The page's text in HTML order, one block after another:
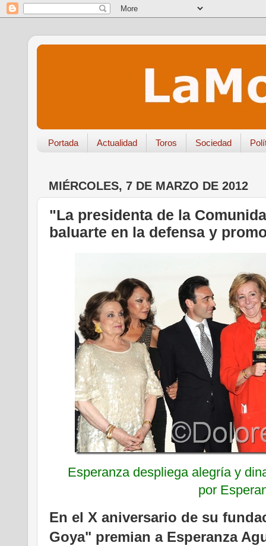
Portada Actualidad Toros Sociedad
MIÉRCOLES, 7 DE MARZO DE 2012
"La presidenta de la
baluarte en la defensa y
Esperanza despliega alegría y
por
En el X aniversario de su
Goya" premian a Esperanza